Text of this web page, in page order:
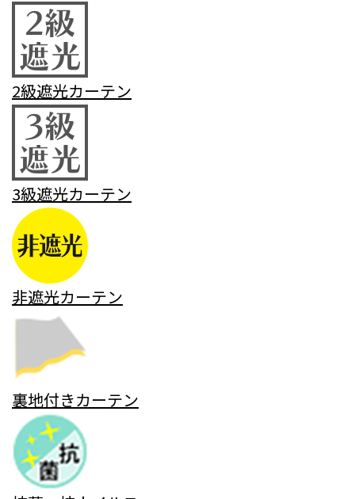
2級遮光カーテン
3級遮光カーテン
非遮光カーテン
裏地付きカーテン